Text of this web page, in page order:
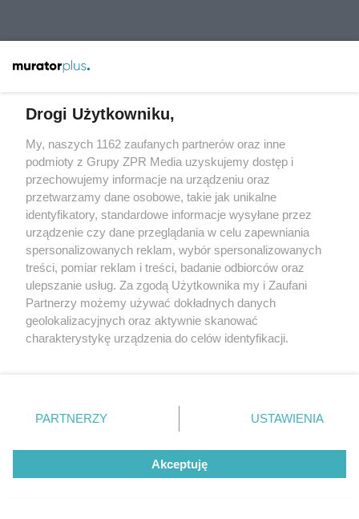
Przeczytaj również:
Membrana wstępnego krycia –
jak wybrać odpowiednią?
Fotowoltaika może zatem efektywnie ograniczać
nagrzewanie dachu, zwłaszcza jeśli uwzględniono
systemu, a w szczególności zapewnienia
Drogi Użytkowniku,
My, naszych 1162 zaufanych partnerów oraz inne
podmioty z Grupy ZPR Media uzyskujemy dostęp i
przechowujemy informacje na urządzeniu oraz
przetwarzamy dane osobowe, takie jak unikalne
identyfikatory, standardowe informacje wysyłane przez
urządzenie czy dane przeglądania w celu zapewniania
spersonalizowanych reklam, wybór spersonalizowanych
treści, pomiar reklam i treści, badanie odbiorców oraz
ulepszanie usług. Za zgodą Użytkownika my i Zaufani
Partnerzy możemy używać dokładnych danych
geolokalizacyjnych oraz aktywnie skanować
charakterystykę urządzenia do celów identyfikacji.
zmienić/wycofać klikając przycisk ustawień prywatności
znajdujący się w lewym dolnym rogu strony
rodzaje przetwarzania danych nie wymagają zgody
użytkownika, ale masz prawo sprzeciwić się takiemu
przetwarzaniu. Preferencje będą miały zastosowanie tylko
PARTNERZY USTAWIENIA
Akceptuję